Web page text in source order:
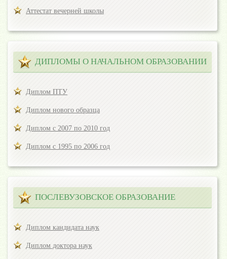
Аттестат вечерней школы
ДИПЛОМЫ О НАЧАЛЬНОМ ОБРАЗОВАНИИ
Диплом ПТУ
Диплом нового образца
Диплом с 2007 по 2010 год
Диплом с 1995 по 2006 год
ПОСЛЕВУЗОВСКОЕ ОБРАЗОВАНИЕ
Диплом кандидата наук
Диплом доктора наук